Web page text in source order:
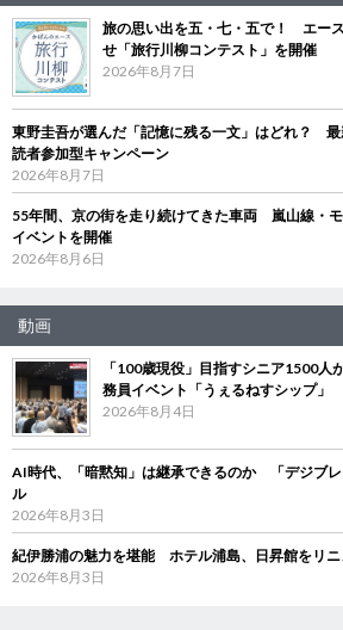
旅の思い出を五・七・五で！ エー
せ「旅行川柳コンテスト」を開催
2026年8月7日
東野圭吾が選んだ「記憶に残る一文」はどれ？
読者参加型キャンペーン
2026年8月7日
55年間、京の街を走り続けてきた車両 嵐山線・
イベントを開催
2026年8月6日
動画
「100歳現役」目指すシニア1500
務員イベント「うぇるねすシップ」
2026年8月4日
AI時代、「暗黙知」は継承できるのか 「デジブ
ル
2026年8月3日
紀伊勝浦の魅力を堪能 ホテル浦島、日昇館をリニ
2026年8月3日